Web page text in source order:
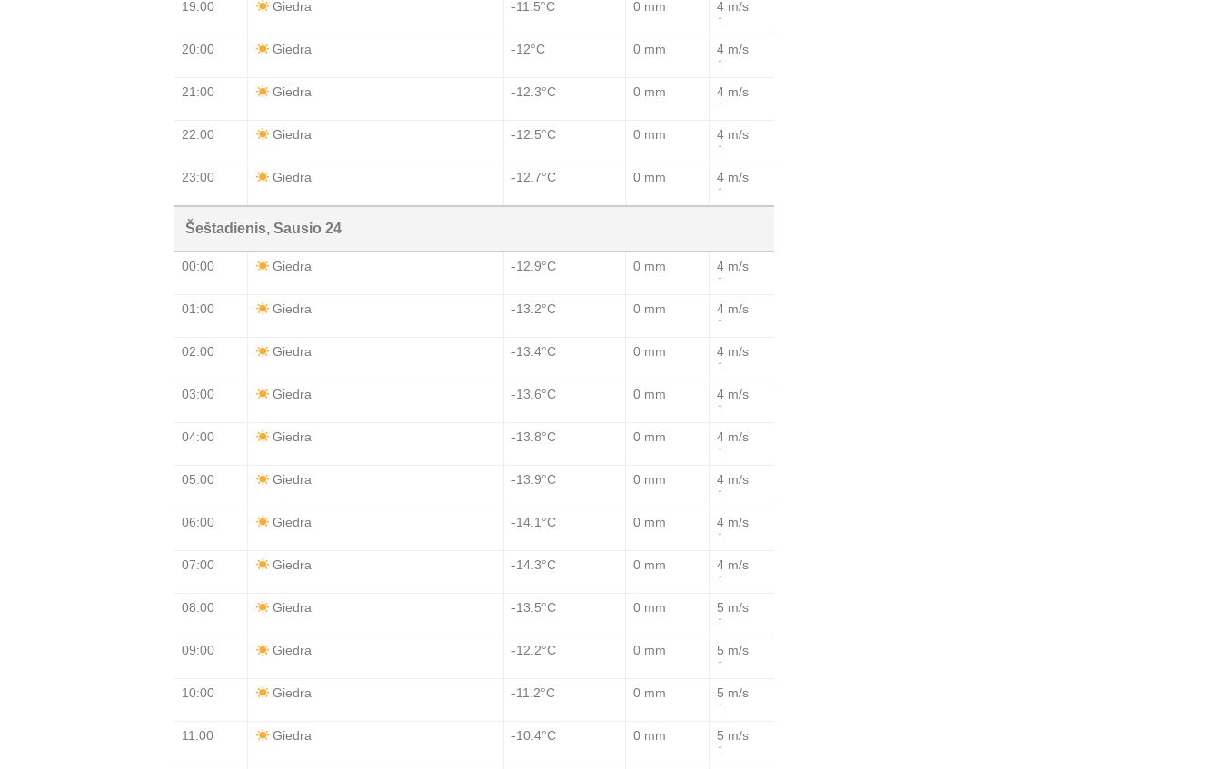
19:00 Giedra -11.5°C 0 mm
4 m/s
↑
20:00 Giedra -12°C 0 mm
4 m/s
↑
21:00 Giedra -12.3°C 0 mm
4 m/s
↑
22:00 Giedra -12.5°C 0 mm
4 m/s
↑
23:00 Giedra -12.7°C 0 mm
4 m/s
↑
Šeštadienis, Sausio 24
00:00 Giedra -12.9°C 0 mm
4 m/s
↑
01:00 Giedra -13.2°C 0 mm
4 m/s
↑
02:00 Giedra -13.4°C 0 mm
4 m/s
↑
03:00 Giedra -13.6°C 0 mm
4 m/s
↑
04:00 Giedra -13.8°C 0 mm
4 m/s
↑
05:00 Giedra -13.9°C 0 mm
4 m/s
↑
06:00 Giedra -14.1°C 0 mm
4 m/s
↑
07:00 Giedra -14.3°C 0 mm
4 m/s
↑
08:00 Giedra -13.5°C 0 mm
5 m/s
↑
09:00 Giedra -12.2°C 0 mm
5 m/s
↑
10:00 Giedra -11.2°C 0 mm
5 m/s
↑
11:00 Giedra -10.4°C 0 mm
5 m/s
↑